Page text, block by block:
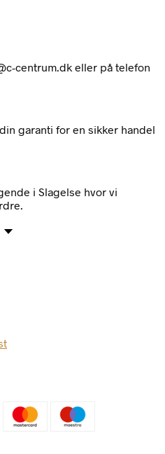
centrum.dk eller på telefon
garanti for en sikker handel
i Slagelse hvor vi